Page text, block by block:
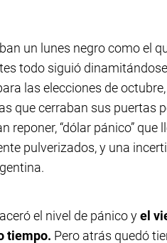
un lunes negro como el
todo siguió
las elecciones de
que cerraban sus puertas
reponer, “dólar pánico”
pulverizados, y una
el nivel de pánico yel
tiempo. Pero atrás quedó